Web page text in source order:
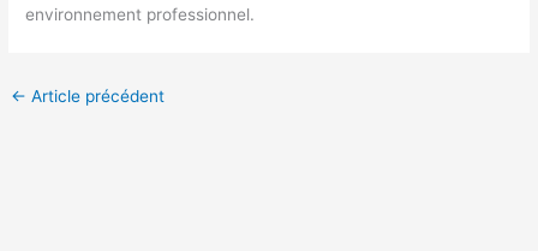
environnement professionnel.
← Article précédent